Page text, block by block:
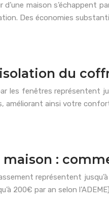
d’une maison
Des économies
du
les fenêtres représentent
améliorant ainsi votre
:
représentent
200€ par an selon